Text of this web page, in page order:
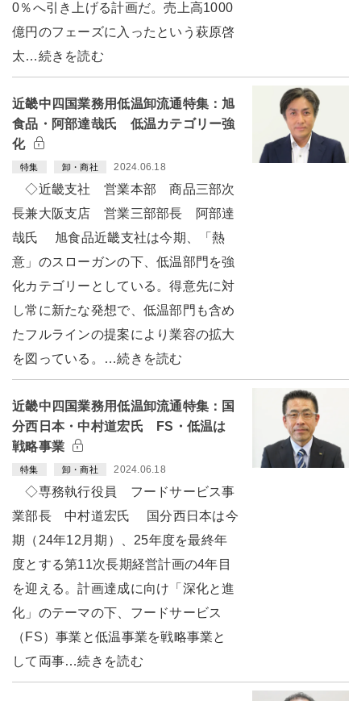
0％へ引き上げる計画だ。売上高1000
億円のフェーズに入ったという萩原啓
太…続きを読む
近畿中四国業務用低温卸流通特集：旭
食品・阿部達哉氏 低温カテゴリー強
化
特集 卸・商社 2024.06.18
◇近畿支社 営業本部 商品三部次
長兼大阪支店 営業三部部長 阿部達
哉氏 旭食品近畿支社は今期、「熱
意」のスローガンの下、低温部門を強
化カテゴリーとしている。得意先に対
し常に新たな発想で、低温部門も含め
たフルラインの提案により業容の拡大
を図っている。…続きを読む
近畿中四国業務用低温卸流通特集：国
分西日本・中村道宏氏 FS・低温は
戦略事業
特集 卸・商社 2024.06.18
◇専務執行役員 フードサービス事
業部長 中村道宏氏 国分西日本は今
期（24年12月期）、25年度を最終年
度とする第11次長期経営計画の4年目
を迎える。計画達成に向け「深化と進
化」のテーマの下、フードサービス
（FS）事業と低温事業を戦略事業と
して両事…続きを読む